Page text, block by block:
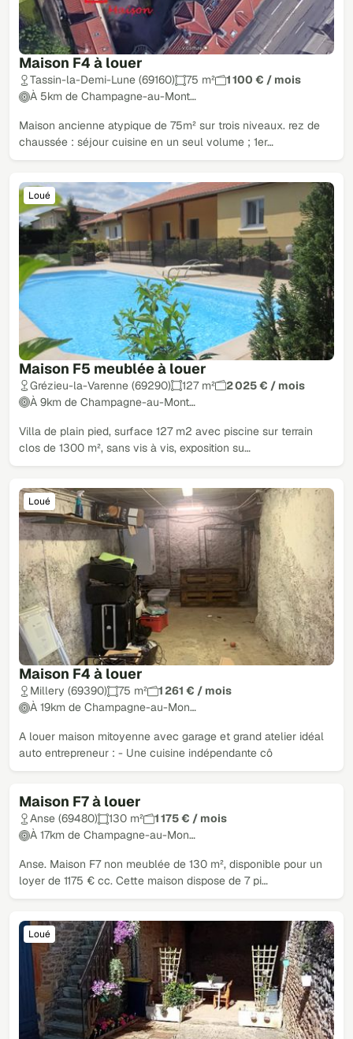
Maison F4 à louer
Tassin-la-Demi-Lune (69160) 75 m²
1 100 € / mois
À 5km de Champagne-au-Mont…
Maison ancienne atypique de 75m² sur trois niveaux. rez de
chaussée : séjour cuisine en un seul volume ; 1er…
Maison F5 meublée à louer
Loué
Grézieu-la-Varenne (69290) 127 m²
2 025 € / mois
À 9km de Champagne-au-Mont…
Villa de plain pied, surface 127 m2 avec piscine sur terrain
clos de 1300 m², sans vis à vis, exposition su…
Maison F4 à louer
Loué
Millery (69390) 75 m²
1 261 € / mois
À 19km de Champagne-au-Mon…
A louer maison mitoyenne avec garage et grand atelier idéal
auto entrepreneur : - Une cuisine indépendante cô
Maison F7 à louer
Loué
Anse (69480) 130 m²
1 175 € / mois
À 17km de Champagne-au-Mon…
Anse. Maison F7 non meublée de 130 m², disponible pour un
loyer de 1175 € cc. Cette maison dispose de 7 pi…
Loué